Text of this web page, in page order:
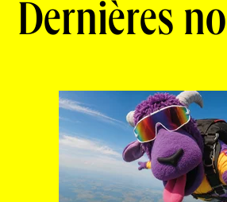
Dernières